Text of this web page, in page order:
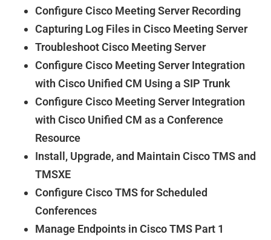
Configure Cisco Meeting Server Recording
Capturing Log Files in Cisco Meeting Server
Troubleshoot Cisco Meeting Server
Configure Cisco Meeting Server Integration
with Cisco Unified CM Using a SIP Trunk
Configure Cisco Meeting Server Integration
with Cisco Unified CM as a Conference
Resource
Install, Upgrade, and Maintain Cisco TMS and
TMSXE
Configure Cisco TMS for Scheduled
Conferences
Manage Endpoints in Cisco TMS Part 1